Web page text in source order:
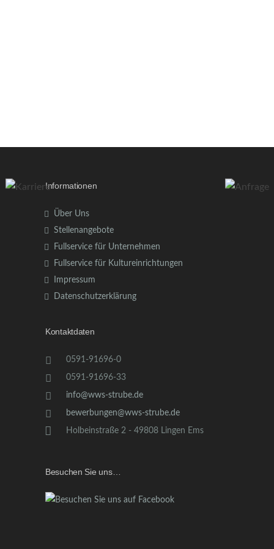
Informationen
Über Uns
Stellenangebote
Fullservice für Unternehmen
Fullservice für Kultureinrichtungen
Impressum
Datenschutzerklärung
Kontaktdaten
0591-91696-0
0591-91696-33
info@wws-strube.de
bewerbungen@wws-strube.de
Holbeinstraße 2 - 49808 Lingen Ems
Besuchen Sie uns…